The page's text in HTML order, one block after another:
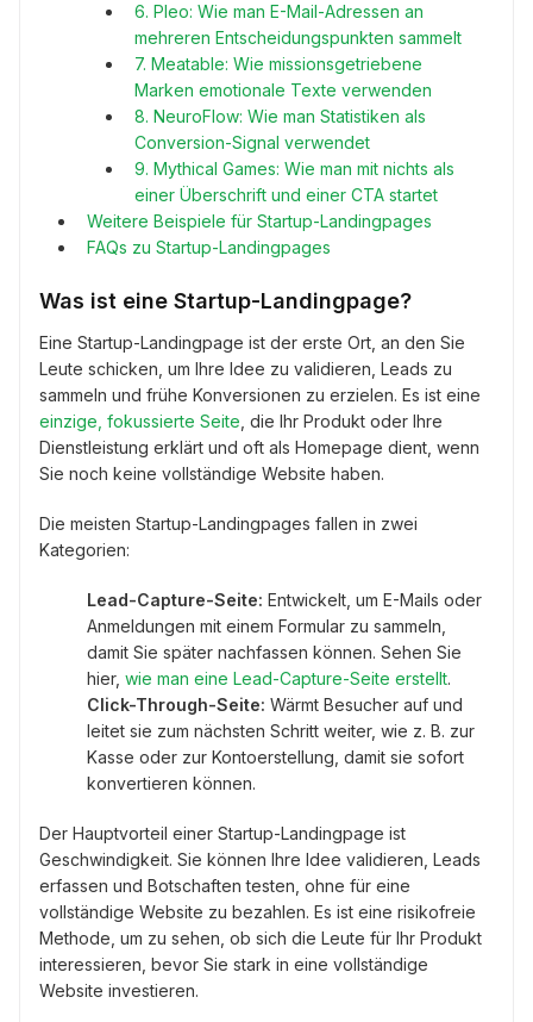
6. Pleo: Wie man E-Mail-Adressen an
mehreren Entscheidungspunkten sammelt
7. Meatable: Wie missionsgetriebene
Marken emotionale Texte verwenden
8. NeuroFlow: Wie man Statistiken als
Conversion-Signal verwendet
9. Mythical Games: Wie man mit nichts als
einer Überschrift und einer CTA startet
Weitere Beispiele für Startup-Landingpages
FAQs zu Startup-Landingpages
Was ist eine Startup-Landingpage?
Eine Startup-Landingpage ist der erste Ort, an den Sie
Leute schicken, um Ihre Idee zu validieren, Leads zu
sammeln und frühe Konversionen zu erzielen. Es ist eine
einzige, fokussierte Seite , die Ihr Produkt oder Ihre
Dienstleistung erklärt und oft als Homepage dient, wenn
Sie noch keine vollständige Website haben.
Die meisten Startup-Landingpages fallen in zwei
Kategorien:
Lead-Capture-Seite: Entwickelt, um E-Mails oder
Anmeldungen mit einem Formular zu sammeln,
damit Sie später nachfassen können. Sehen Sie
hier, wie man eine Lead-Capture-Seite erstellt.
Click-Through-Seite: Wärmt Besucher auf und
leitet sie zum nächsten Schritt weiter, wie z. B. zur
Kasse oder zur Kontoerstellung, damit sie sofort
konvertieren können.
Der Hauptvorteil einer Startup-Landingpage ist
Geschwindigkeit. Sie können Ihre Idee validieren, Leads
erfassen und Botschaften testen, ohne für eine
vollständige Website zu bezahlen. Es ist eine risikofreie
Methode, um zu sehen, ob sich die Leute für Ihr Produkt
interessieren, bevor Sie stark in eine vollständige
Website investieren.